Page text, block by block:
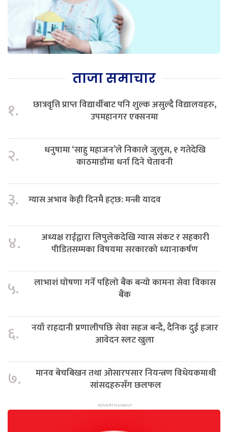
ताजा समाचार
१.
छात्रवृत्ति प्राप्त विद्यार्थीबाट पनि शुल्क असुल्दै विद्यालयहरु,
उपमहानगर एक्सनमा
२.
धनुषामा ‘साहु महाजन’ले निकाले जुलुस, १ गतेदेखि
काठमाडौंमा धर्ना दिने चेतावनी
३. ग्यास अभाव केही दिनमै हट्छ: मन्त्री यादव
४.
अध्यक्ष राईद्वारा लिपुलेकदेखि ग्यास संकट र सहकारी
पीडितसम्मका विषयमा सरकारको ध्यानाकर्षण
५.
लाभाशं घोषणा गर्ने पहिलो बैंक बन्यो कामना सेवा विकास
बैंक
६.
नयाँ राहदानी प्रणालीपछि सेवा सहज बन्दै, दैनिक दुई हजार
आवेदन स्लट खुला
७.
मानव बेचबिखन तथा ओसारपसार नियन्त्रण विधेयकमाथी
सांसदहरुसँग छलफल